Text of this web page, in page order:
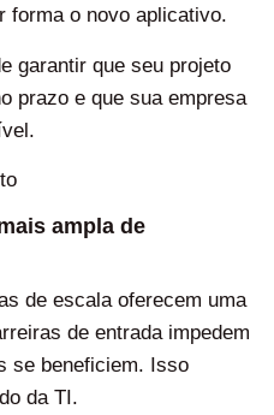
forma o novo aplicativo.
garantir que seu projeto
prazo e que sua empresa
ampla de
de escala oferecem uma
de entrada impedem
se beneficiem. Isso
da TI.